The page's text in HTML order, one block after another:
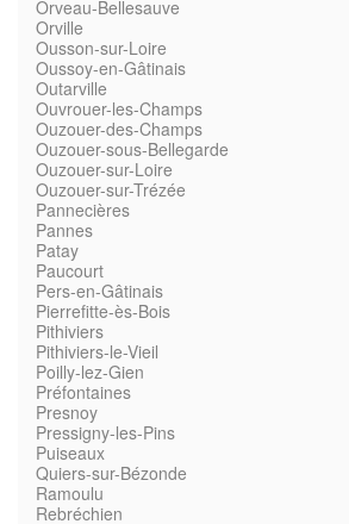
Orveau-Bellesauve
Orville
Ousson-sur-Loire
Oussoy-en-Gâtinais
Outarville
Ouvrouer-les-Champs
Ouzouer-des-Champs
Ouzouer-sous-Bellegarde
Ouzouer-sur-Loire
Ouzouer-sur-Trézée
Pannecières
Pannes
Patay
Paucourt
Pers-en-Gâtinais
Pierrefitte-ès-Bois
Pithiviers
Pithiviers-le-Vieil
Poilly-lez-Gien
Préfontaines
Presnoy
Pressigny-les-Pins
Puiseaux
Quiers-sur-Bézonde
Ramoulu
Rebréchien